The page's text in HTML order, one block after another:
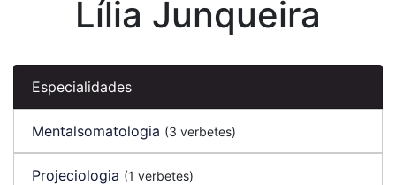
Lília Junqueira
Especialidades
Mentalsomatologia (3 verbetes)
Projeciologia (1 verbetes)